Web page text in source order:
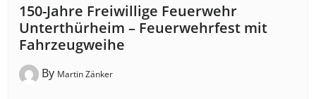
150-Jahre Freiwillige Feuerwehr
Unterthürheim – Feuerwehrfest mit
Fahrzeugweihe
By Martin Zänker